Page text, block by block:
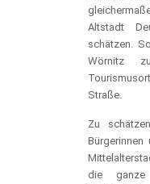
Altstadt
schätzen.
Wörnitz
Straße.
Zu
Bürgerinnen
die